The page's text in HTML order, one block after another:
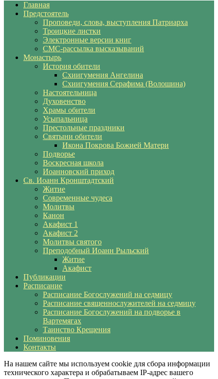
Главная
Предстоятель
Проповеди, слова, выступления Патриарха
Троицкие листки
Электронные версии книг
СМС-рассылка высказываний
Монастырь
История обители
Схиигумения Ангелина
Схиигумения Серафима (Волошина)
Настоятельница
Духовенство
Храмы обители
Усыпальница
Престольные праздники
Святыни обители
Икона Покрова Божией Матери
Подворье
Воскресная школа
Иоанновский приход
Св. Иоанн Кронштадтский
Житие
Современные чудеса
Молитвы
Канон
Акафист 1
Акафист 2
Молитвы святого
Преподобный Иоанн Рыльский
Житие
Акафист
Публикации
Расписание
Расписание Богослужений на седмицу
Расписание священнослужителей на седмицу
Расписание Богослужений на подворье в
Вартемягах
Таинство Крещения
Поминовения
Контакты
На нашем сайте мы используем cookie для сбора информации
технического характера и обрабатываем IP-адрес вашего